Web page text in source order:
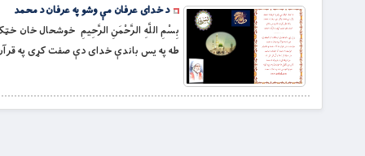
د خدای عرفان مې وشو په عرفان د محمد
بِسْمِ اللَّهِ الرَّحْمَنِ الرَّحِيمِ خوشحال خان
طه په یس باندې خدای دې صفت کړی په